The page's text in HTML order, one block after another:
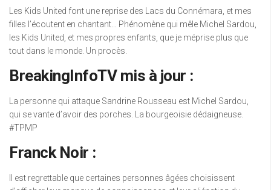
Les Kids United font une reprise des Lacs du Connémara, et mes
filles l’écoutent en chantant… Phénomène qui mêle Michel Sardou,
les Kids United, et mes propres enfants, que je méprise plus que
tout dans le monde. Un procès.
BreakingInfoTV mis à jour :
La personne qui attaque Sandrine Rousseau est Michel Sardou,
qui se vante d’avoir des porches. La bourgeoisie dédaigneuse.
#TPMP
Franck Noir :
Il est regrettable que certaines personnes âgées choisissent